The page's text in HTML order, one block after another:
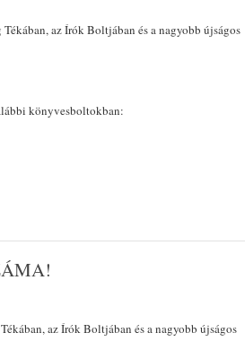
az Írók Boltjában és a nagyobb újságos
könyvesboltokban:
az Írók Boltjában és a nagyobb újságos